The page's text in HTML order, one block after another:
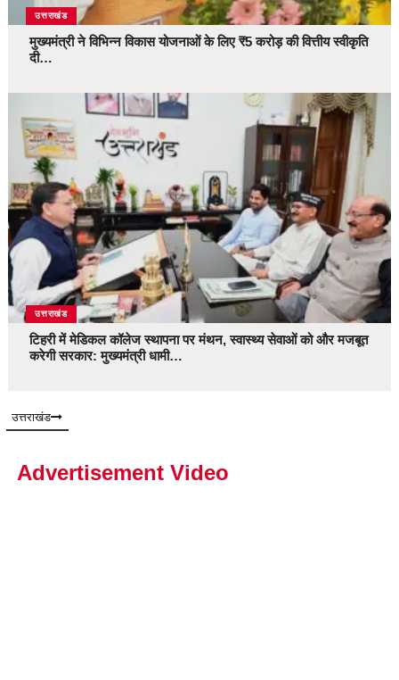
उत्तराखंड
मुख्यमंत्री ने विभिन्न विकास योजनाओं के लिए ₹5 करोड़ की वित्तीय स्वीकृति
दी…
उत्तराखंड
टिहरी में मेडिकल कॉलेज स्थापना पर मंथन, स्वास्थ्य सेवाओं को और मजबूत
करेगी सरकार: मुख्यमंत्री धामी…
उत्तराखंड
Advertisement Video